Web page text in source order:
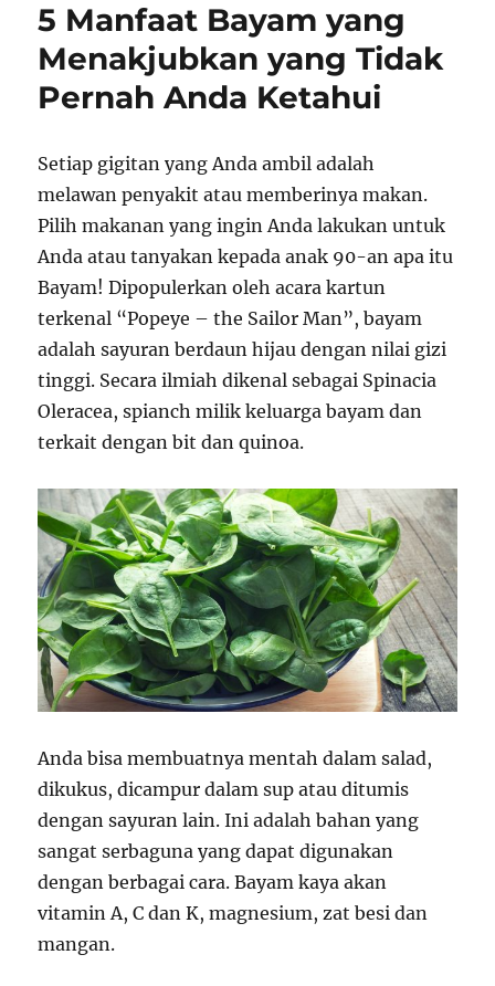
d
n
o
e
s
5 Manfaat Bayam yang
Menakjubkan yang Tidak
Pernah Anda Ketahui
Setiap gigitan yang Anda ambil adalah
melawan penyakit atau memberinya makan.
Pilih makanan yang ingin Anda lakukan untuk
Anda atau tanyakan kepada anak 90-an apa itu
Bayam! Dipopulerkan oleh acara kartun
terkenal “Popeye – the Sailor Man”, bayam
adalah sayuran berdaun hijau dengan nilai gizi
tinggi. Secara ilmiah dikenal sebagai Spinacia
Oleracea, spianch milik keluarga bayam dan
terkait dengan bit dan quinoa.
Anda bisa membuatnya mentah dalam salad,
dikukus, dicampur dalam sup atau ditumis
dengan sayuran lain. Ini adalah bahan yang
sangat serbaguna yang dapat digunakan
dengan berbagai cara. Bayam kaya akan
vitamin A, C dan K, magnesium, zat besi dan
mangan.